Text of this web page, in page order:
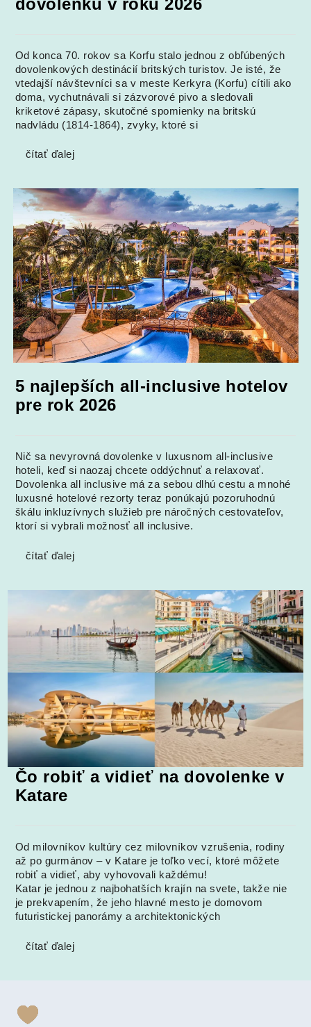
Od konca 70. rokov sa Korfu stalo jednou z obľúbených
dovolenkových destinácií britských turistov. Je isté, že
vtedajší návštevníci sa v meste Kerkyra (Korfu) cítili ako
doma, vychutnávali si zázvorové pivo a sledovali
kriketové zápasy, skutočné spomienky na britskú
nadvládu (1814-1864), zvyky, ktoré si
čítať ďalej
5 najlepších all-inclusive hotelov
pre rok 2026
Nič sa nevyrovná dovolenke v luxusnom all-inclusive
hoteli, keď si naozaj chcete oddýchnuť a relaxovať.
Dovolenka all inclusive má za sebou dlhú cestu a mnohé
luxusné hotelové rezorty teraz ponúkajú pozoruhodnú
škálu inkluzívnych služieb pre náročných cestovateľov,
ktorí si vybrali možnosť all inclusive.
čítať ďalej
Čo robiť a vidieť na dovolenke v
Katare
Od milovníkov kultúry cez milovníkov vzrušenia, rodiny
až po gurmánov – v Katare je toľko vecí, ktoré môžete
robiť a vidieť, aby vyhovovali každému!
Katar je jednou z najbohatších krajín na svete, takže nie
je prekvapením, že jeho hlavné mesto je domovom
futuristickej panorámy a architektonických
čítať ďalej